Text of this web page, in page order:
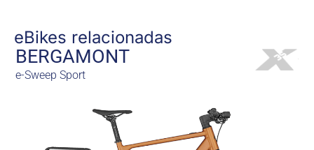
eBikes relacionadas
BERGAMONT
e-Sweep Sport